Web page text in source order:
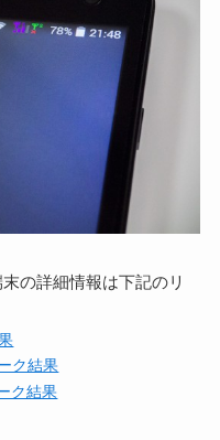
の詳細情報は下記のリ
ク結果
ク結果